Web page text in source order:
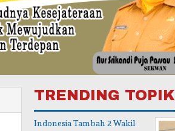
TRENDING TOPIK
Indonesia Tambah 2 Wakil